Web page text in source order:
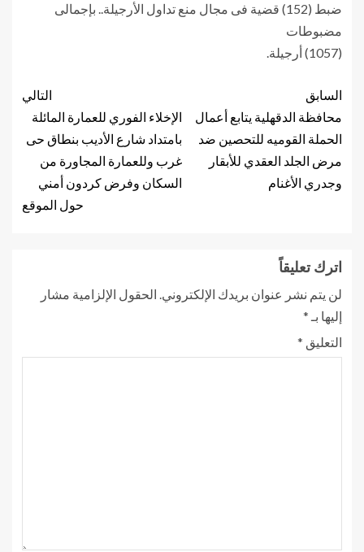
ضبط (152) قضية فى مجال منع تداول الأرجيلة.. بإجمالى
مضبوطات
(1057) أرجيلة.
السابق
محافظة الدقهلية يتابع أعمال
الحملة القوميه للتحصين ضد
مرض الجلد العقدي للأبقار
وجدري الأغنام
التالي
الإخلاء الفوري للعمارة المائلة
بامتداد شارع الأديب بنطاق حى
غرب وللعمارة المجاورة من
السكان وفرض كردون أمني
حول الموقع
اترك تعليقاً
لن يتم نشر عنوان بريدك الإلكتروني. الحقول الإلزامية مشار
إليها بـ *
التعليق *